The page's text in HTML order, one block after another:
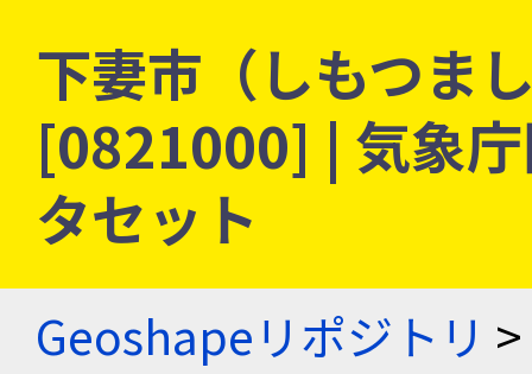
下妻市（しもつま
[0821000] | 気象
タセット
Geoshapeリポジトリ >